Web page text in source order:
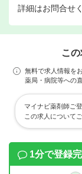
詳細はお問合せ
こ
無料で求人情報を
薬局・病院等への
マイナビ薬剤師ご
この求人について
1分で登録